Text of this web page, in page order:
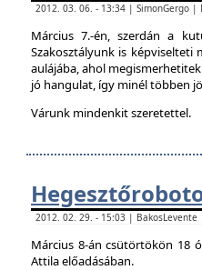
2012. 03. 06. - 13:34 | SimonGergo |
Március 7.-én, szerdán a
Szakosztályunk is képviselteti
aulájába, ahol
jó hangulat, így minél többen
Várunk mindenkit szeretettel.
2012. 02. 29. - 15:03 |
Március 8-án csütörtökön 18
Attila előadásában.